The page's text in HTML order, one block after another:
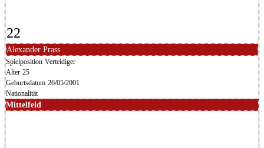
22
Alexander Prass
Spielposition Verteidiger
Alter 25
Geburtsdatum 26/05/2001
Nationalität
Mittelfeld